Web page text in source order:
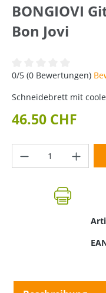
BONGIOVI
Bon Jovi
Durchschnittliche
0/5 (0 Bewertungen)
Schneidebrett mit
46.50 CHF
Produkt